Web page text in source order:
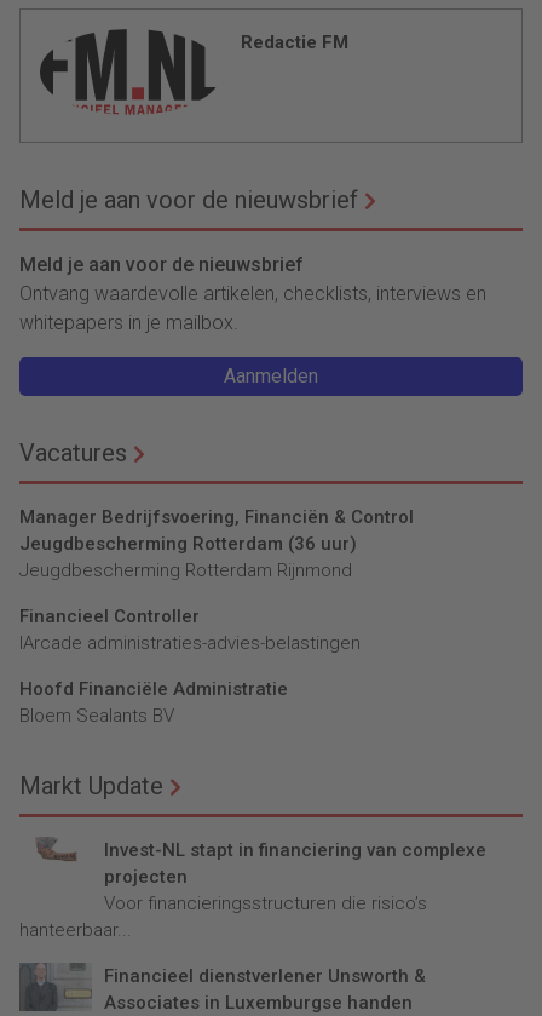
Redactie FM
Meld je aan voor de nieuwsbrief
Meld je aan voor de nieuwsbrief
Ontvang waardevolle artikelen, checklists, interviews en
whitepapers in je mailbox.
Aanmelden
Vacatures
Manager Bedrijfsvoering, Financiën & Control
Jeugdbescherming Rotterdam (36 uur)
Jeugdbescherming Rotterdam Rijnmond
Financieel Controller
lArcade administraties-advies-belastingen
Hoofd Financiële Administratie
Bloem Sealants BV
Markt Update
Invest-NL stapt in financiering van complexe
projecten
Voor financieringsstructuren die risico’s
hanteerbaar...
Financieel dienstverlener Unsworth &
Associates in Luxemburgse handen